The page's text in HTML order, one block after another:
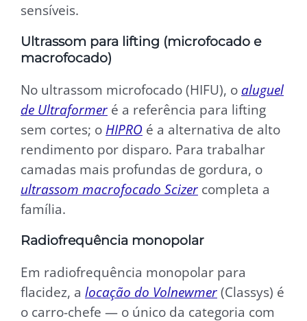
sensíveis.
Ultrassom para lifting (microfocado e
macrofocado)
No ultrassom microfocado (HIFU), o aluguel
de Ultraformer é a referência para lifting
sem cortes; o HIPRO é a alternativa de alto
rendimento por disparo. Para trabalhar
camadas mais profundas de gordura, o
ultrassom macrofocado Scizer completa a
família.
Radiofrequência monopolar
Em radiofrequência monopolar para
flacidez, a locação do Volnewmer (Classys) é
o carro-chefe — o único da categoria com